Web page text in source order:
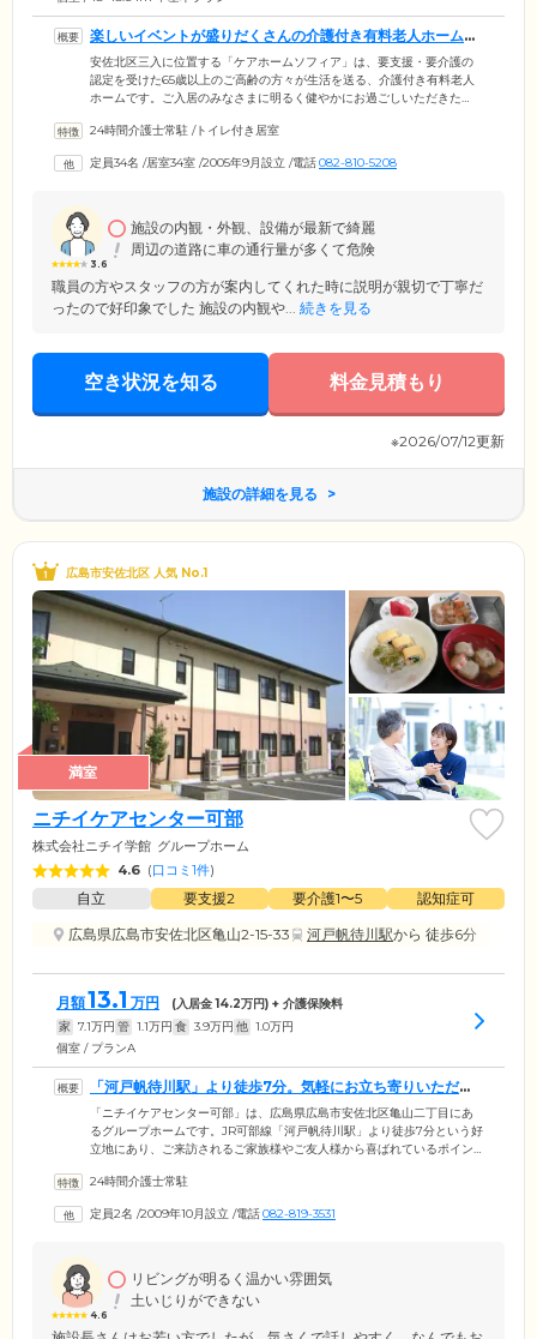
楽しいイベントが盛りだくさんの介護付き有料老人ホームで
す
安佐北区三入に位置する「ケアホームソフィア」は、要支援・要介護の
認定を受けた65歳以上のご高齢の方々が生活を送る、介護付き有料老人
ホームです。ご入居のみなさまに明るく健やかにお過ごしいただきた
祭りや七夕、クリスマス会といった、四季折々の行事イベントを定期的
施しています。ほかにも、地域住民の方々との交流会や、思い思いに取
24時間介護士常駐 /トイレ付き居室
定員34名 /居室34室 /2005年9月設立 /電話082-810-5208
3.6
施設の内観・外観、設備が最新で綺麗
周辺の道路に車の通行量が多くて危険
職員の方やスタッフの方が案内してくれた時に説明が親切で丁寧だ
ったので好印象でした 施設の内観や... 続きを見る
空き状況を知る 料金見積もり
※2026/07/12更新
施設の詳細を見る
広島市安佐北区 人気 No.1
満室
ニチイケアセンター可部
株式会社ニチイ学館 グループホーム
4.6 (口コミ1件)
自立 要支援2 要介護1〜5
認知症可
広島県広島市安佐北区亀山2-15-33
河戸帆待川駅から 徒歩6分
月額13.1 万円 (入居金14.2万円) + 介護保険料
家 7.1万円 管 1.1万円 食 3.9万円 他 1.0万円
個室 / プランA
「河戸帆待川駅」より徒歩7分。気軽にお立ち寄りいただけ
ます
「ニチイケアセンター可部」は、広島県広島市安佐北区亀山二丁目にあ
るグループホームです。JR可部線「河戸帆待川駅」より徒歩7分という好
立地にあり、ご来訪されるご家族様やご友人様から喜ばれているポイン
くいらっしゃいますので、ぜひお気軽にお立ち寄りください。当ホーム
境づくりに注力。全室個室のお部屋には、ご自宅で愛用されている家具
24時間介護士常駐
定員2名 /2009年10月設立 /電話082-819-3531
4.6
リビングが明るく温かい雰囲気
土いじりができない